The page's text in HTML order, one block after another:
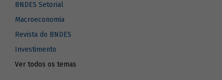
BNDES Setorial
Macroeconomia
Revista do BNDES
Investimento
Ver todos os temas